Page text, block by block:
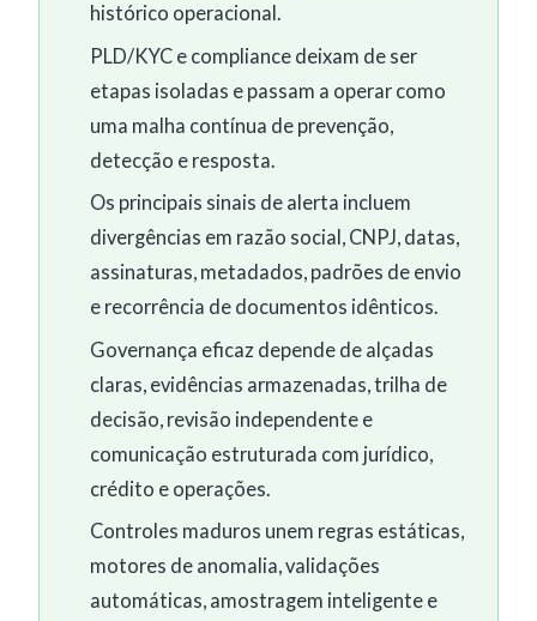
histórico operacional.
PLD/KYC e compliance deixam de ser
etapas isoladas e passam a operar como
uma malha contínua de prevenção,
detecção e resposta.
Os principais sinais de alerta incluem
divergências em razão social, CNPJ, datas,
assinaturas, metadados, padrões de envio
e recorrência de documentos idênticos.
Governança eficaz depende de alçadas
claras, evidências armazenadas, trilha de
decisão, revisão independente e
comunicação estruturada com jurídico,
crédito e operações.
Controles maduros unem regras estáticas,
motores de anomalia, validações
automáticas, amostragem inteligente e